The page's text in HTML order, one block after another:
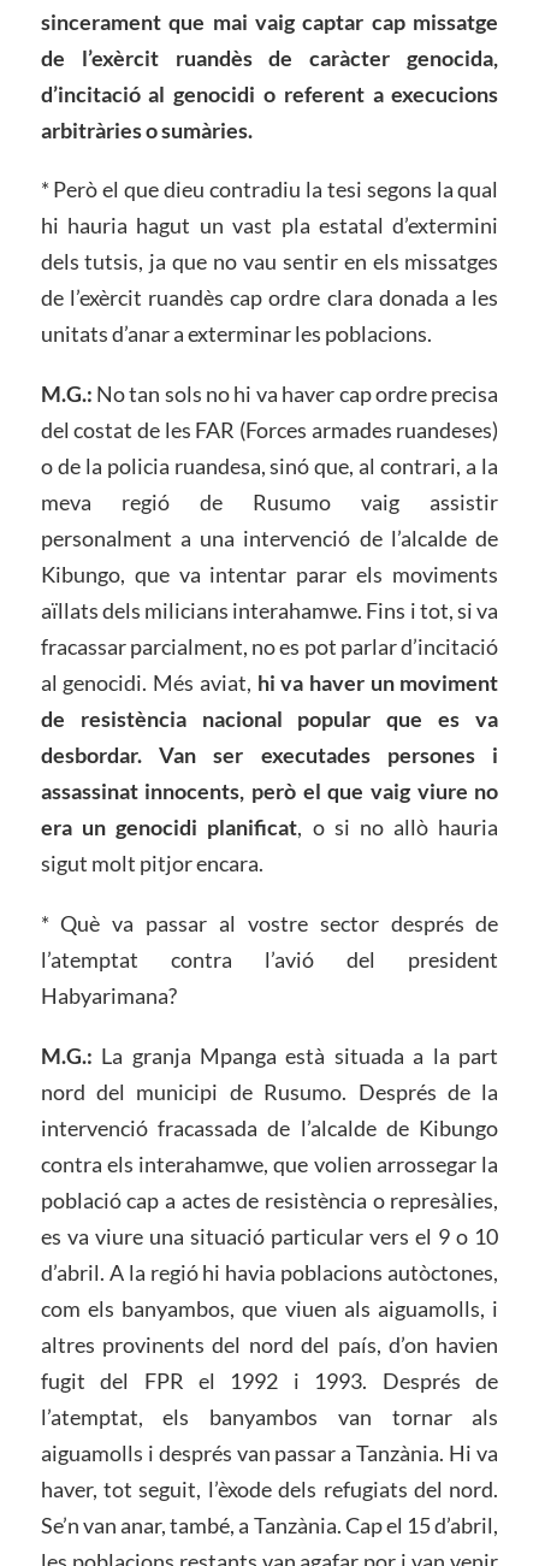
sincerament que mai vaig captar cap missatge
de l’exèrcit ruandès de caràcter genocida,
d’incitació al genocidi o referent a execucions
arbitràries o sumàries.
* Però el que dieu contradiu la tesi segons la qual
hi hauria hagut un vast pla estatal d’extermini
dels tutsis, ja que no vau sentir en els missatges
de l’exèrcit ruandès cap ordre clara donada a les
unitats d’anar a exterminar les poblacions.
M.G.: No tan sols no hi va haver cap ordre precisa
del costat de les FAR (Forces armades ruandeses)
o de la policia ruandesa, sinó que, al contrari, a la
meva regió de Rusumo vaig assistir
personalment a una intervenció de l’alcalde de
Kibungo, que va intentar parar els moviments
aïllats dels milicians interahamwe. Fins i tot, si va
fracassar parcialment, no es pot parlar d’incitació
al genocidi. Més aviat, hi va haver un moviment
de resistència nacional popular que es va
desbordar. Van ser executades persones i
assassinat innocents, però el que vaig viure no
era un genocidi planificat, o si no allò hauria
sigut molt pitjor encara.
* Què va passar al vostre sector després de
l’atemptat contra l’avió del president
Habyarimana?
M.G.: La granja Mpanga està situada a la part
nord del municipi de Rusumo. Després de la
intervenció fracassada de l’alcalde de Kibungo
contra els interahamwe, que volien arrossegar la
població cap a actes de resistència o represàlies,
es va viure una situació particular vers el 9 o 10
d’abril. A la regió hi havia poblacions autòctones,
com els banyambos, que viuen als aiguamolls, i
altres provinents del nord del país, d’on havien
fugit del FPR el 1992 i 1993. Després de
l’atemptat, els banyambos van tornar als
aiguamolls i després van passar a Tanzània. Hi va
haver, tot seguit, l’èxode dels refugiats del nord.
Se’n van anar, també, a Tanzània. Cap el 15 d’abril,